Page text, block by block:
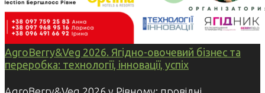
AgroBerry&Veg 2026. Ягідно-овочевий бізнес та
переробка: технології, інновації, успіх